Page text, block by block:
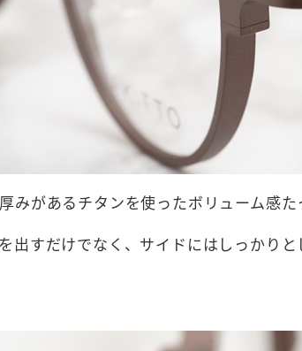
みがあるチタンを使ったボリューム感た
出すだけでなく、サイドにはしっかり